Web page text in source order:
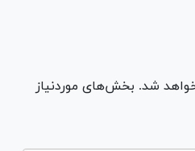
شد. بخش‌های موردنیاز